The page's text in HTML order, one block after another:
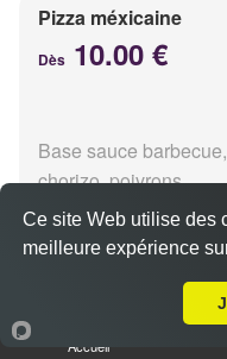
Pizza méxicaine
Dès 10.00 €
Base sauce
chorizo, poivrons
Accueil
Ce site Web utilise des
meilleure expérience